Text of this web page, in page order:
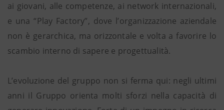
ai giovani, alle competenze, ai network internazionali,
e una “Play Factory”, dove l’organizzazione aziendale
non è gerarchica, ma orizzontale e volta a favorire lo
scambio interno di sapere e progettualità.
L’evoluzione del gruppo non si ferma qui: negli ultimi
anni il Gruppo orienta molti sforzi nella capacità di